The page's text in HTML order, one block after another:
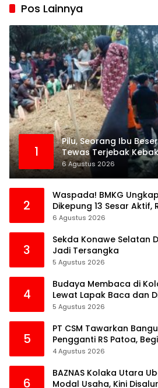
Pos Lainnya
1
Pilu, Seorang Ibu
Tewas Terjebak
6 Agustus 2026
2
Waspada! BMKG
Dikepung 13 Sesar Aktif,
Sudah Terekam
6 Agustus 2026
3
Sekda Konawe Selatan
Jadi Tersangka
5 Agustus 2026
4
Budaya Membaca di
Lewat Lapak Baca dan
5 Agustus 2026
5
PT CSM Tawarkan
Pengganti RS Patoa,
Kolut
4 Agustus 2026
6
BAZNAS Kolaka Utara
Modal Usaha, Kini